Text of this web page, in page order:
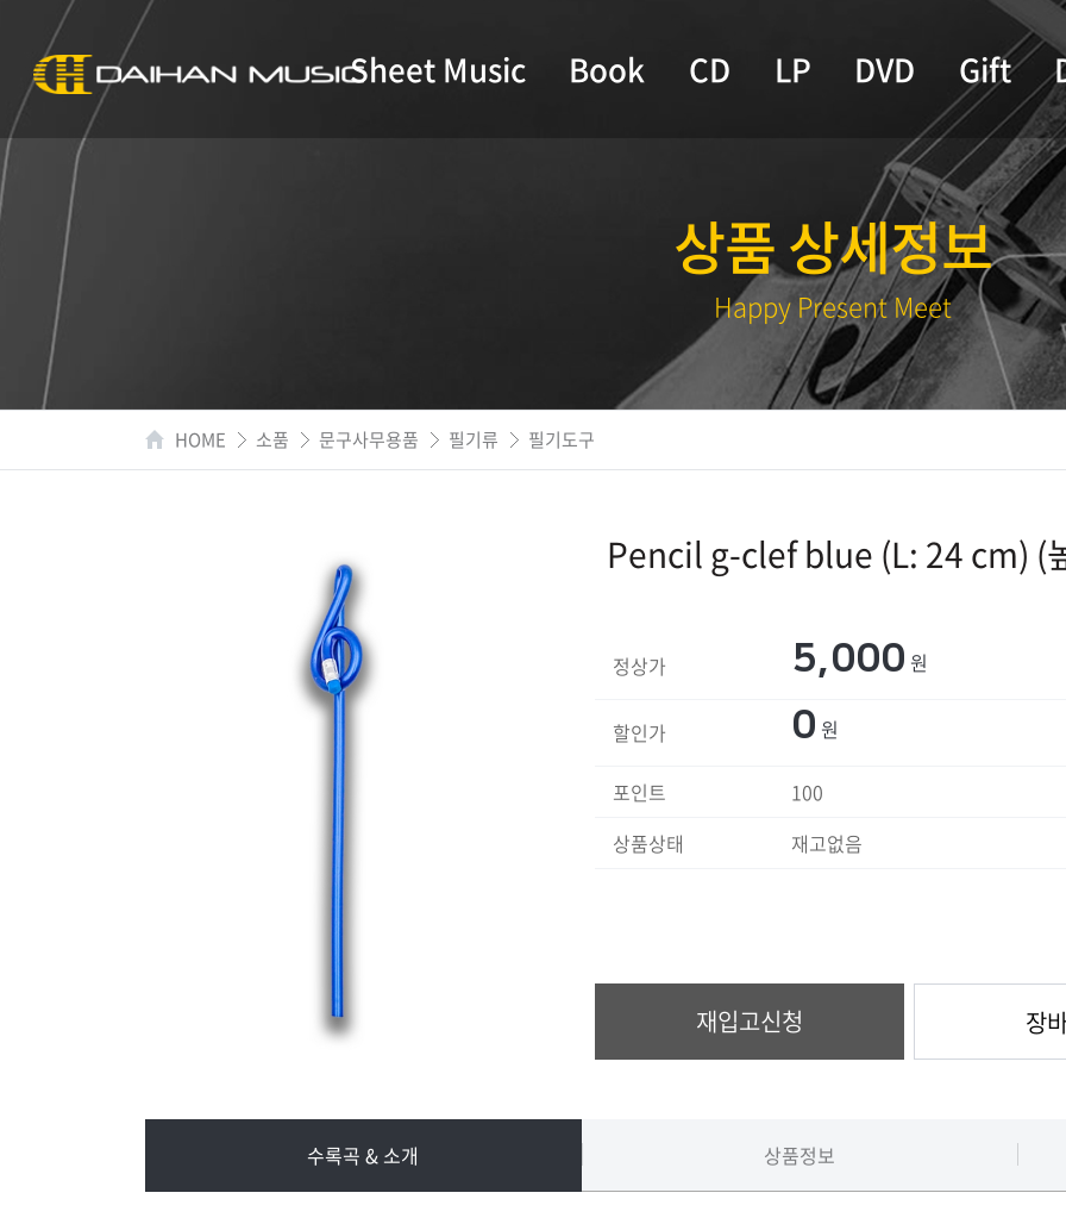
Sheet Music Book CD LP DVD Gift
상품 상세정보
Happy Present Meet
HOME 소품 문구사무용품 필기류 필기도구
Pencil g-clef blue (L: 24 cm) (
정상가 5,000 원
할인가 0 원
포인트
100
상품상태
재고없음
재입고신청 장
수록곡 & 소개 상품정보